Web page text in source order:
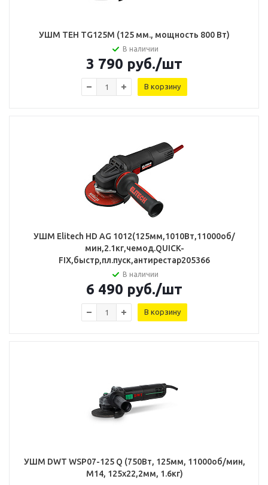
УШМ TEH TG125M (125 мм., мощность 800 Вт)
В наличии
3 790 руб./шт
В корзину
УШМ Elitech HD AG 1012(125мм,1010Вт,11000об/
мин,2.1кг,чемод.QUICK-
FIX,быстр,пл.пуск,антирестар205366
В наличии
6 490 руб./шт
В корзину
УШМ DWT WSP07-125 Q (750Вт, 125мм, 11000об/мин,
М14, 125х22,2мм, 1.6кг)